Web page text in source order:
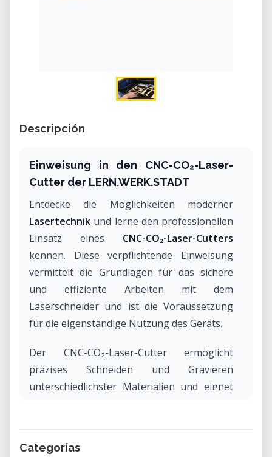
Descripción
Einweisung in den CNC-CO₂-Laser-
Cutter der LERN.WERK.STADT
Entdecke die Möglichkeiten moderner
Lasertechnik und lerne den professionellen
Einsatz eines CNC-CO₂-Laser-Cutters
kennen. Diese verpflichtende Einweisung
vermittelt die Grundlagen für das sichere
und effiziente Arbeiten mit dem
Laserschneider und ist die Voraussetzung
für die eigenständige Nutzung des Geräts.
Der CNC-CO₂-Laser-Cutter ermöglicht
präzises Schneiden und Gravieren
unterschiedlichster Materialien und eignet
Categorías